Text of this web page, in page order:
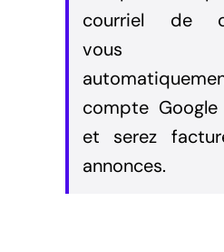
courriel de
vous
compte
et serez
annonces.